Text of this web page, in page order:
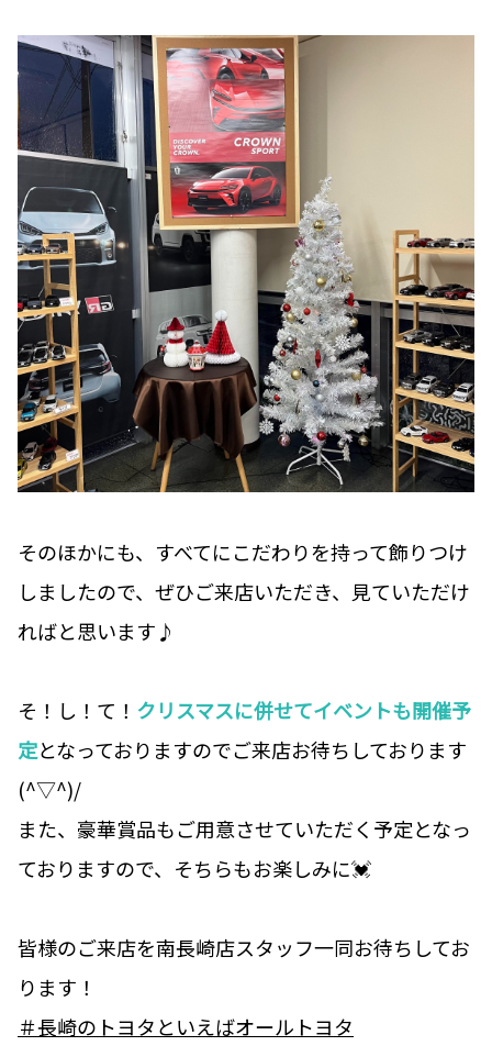
そのほかにも、すべてにこだわりを持って飾りつけ
しましたので、ぜひご来店いただき、見ていただけ
ればと思います♪
そ！し！て！ クリスマスに併せてイベントも開催予
定となっておりますのでご来店お待ちしております
(^▽^)/
また、豪華賞品もご用意させていただく予定となっ
ておりますので、そちらもお楽しみに💓
皆様のご来店を南長崎店スタッフ一同お待ちしてお
ります！
＃長崎のトヨタといえばオールトヨタ